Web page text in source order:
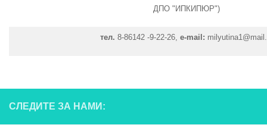
ДПО "ИПКИПЮР")
тел. 8-86142 -9-22-26, e-mail:
СЛЕДИТЕ ЗА НАМИ: